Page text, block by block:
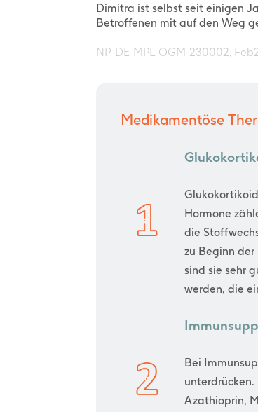
Dimitra ist selbst seit einigen
Betroffenen mit auf den Weg
NP-DE-MPL-OGM-230002,
Medikamentöse
Hormone
die
zu Beginn
sind sie sehr
werden, die
Bei
Azathioprin,